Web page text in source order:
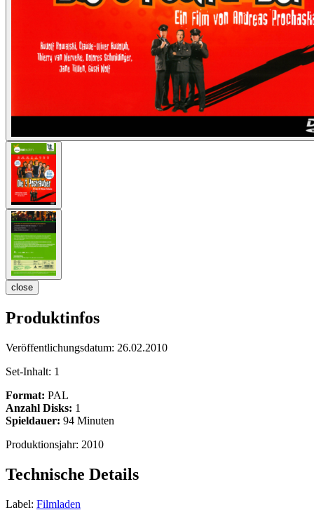
close
Produktinfos
Veröffentlichungsdatum: 26.02.2010
Set-Inhalt: 1
Format: PAL
Anzahl Disks: 1
Spieldauer: 94 Minuten
Produktionsjahr: 2010
Technische Details
Label: Filmladen